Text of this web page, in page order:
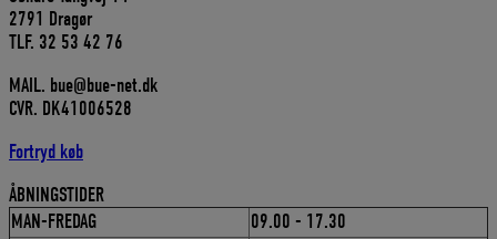
2791 Dragør
TLF. 32 53 42 76
MAIL. bue@bue-net.dk
CVR. DK41006528
Fortryd køb
ÅBNINGSTIDER
MAN-FREDAG
09.00 - 17.30